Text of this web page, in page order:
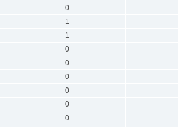
0
1
1
0
0
0
0
0
0